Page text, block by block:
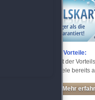
Entdecke die Vorteile:
Sichere dir mit der
Rabatte – Spiele bereits
Mehr